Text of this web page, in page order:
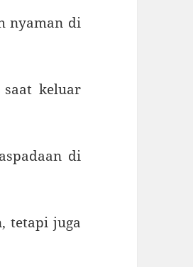
nyaman di
saat keluar
di
tetapi juga